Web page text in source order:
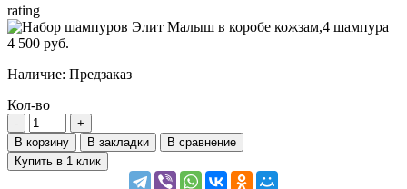
rating
4 500 руб.
Наличие: Предзаказ
Кол-во
В корзину В закладки
В сравнение
Купить в 1 клик